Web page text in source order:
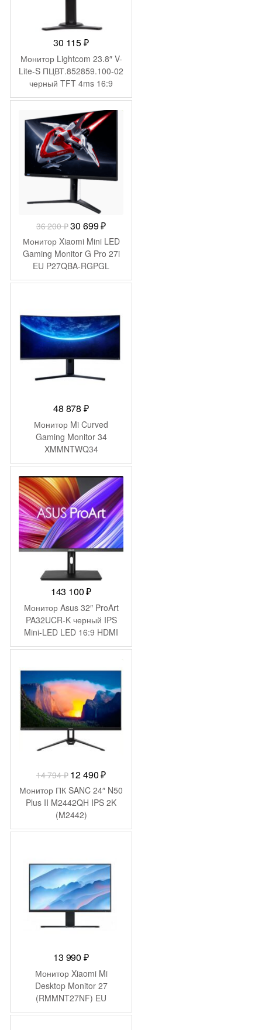
30 115₽
Монитор Lightcom 23.8″ V-
Lite-S ПЦВТ.852859.100-02
черный TFT 4ms 16:9
HDMI M/M полуматовая
300cd 178гр/178гр
1920×1080 75Hz VGA DP
FHD 3.7кг (RUS)
- 5 501
36 200₽Первоначальная
цена
составляла
36
200 ₽.
30 699₽Текущая
цена:
30
699 ₽.
Монитор Xiaomi Mini LED
Gaming Monitor G Pro 27i
EU P27QBA-RGPGL
(ELA5585EU)
48 878₽
Монитор Mi Curved
Gaming Monitor 34
XMMNTWQ34
(BHR4269GL)
143 100₽
Монитор Asus 32″ ProArt
PA32UCR-K черный IPS
Mini-LED LED 16:9 HDMI
M/M матовая HAS Piv
3840×2160 60Hz DP 4K
USB 12.3кг
14 794₽ Первоначальная
цена
составляла
14
794 ₽.
12 490₽Текущая
цена:
12
Монитор ПК SANC 24″ N50
Plus II M2442QH IPS 2K
(M2442)
13 990₽
Монитор Xiaomi Mi
Desktop Monitor 27
(RMMNT27NF) EU
BHR4975